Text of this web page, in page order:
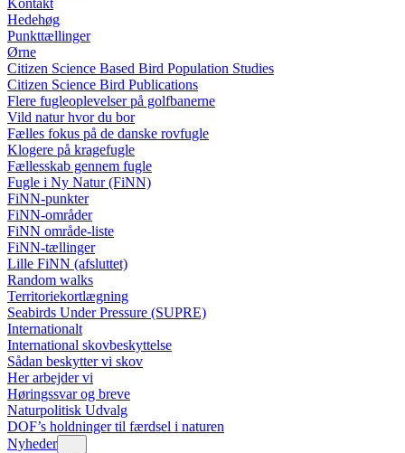
Kontakt
Hedehøg
Punkttællinger
Ørne
Citizen Science Based Bird Population Studies
Citizen Science Bird Publications
Flere fugleoplevelser på golfbanerne
Vild natur hvor du bor
Fælles fokus på de danske rovfugle
Klogere på kragefugle
Fællesskab gennem fugle
Fugle i Ny Natur (FiNN)
FiNN-punkter
FiNN-områder
FiNN område-liste
FiNN-tællinger
Lille FiNN (afsluttet)
Random walks
Territoriekortlægning
Seabirds Under Pressure (SUPRE)
Internationalt
International skovbeskyttelse
Sådan beskytter vi skov
Her arbejder vi
Høringssvar og breve
Naturpolitisk Udvalg
DOF’s holdninger til færdsel i naturen
Nyheder